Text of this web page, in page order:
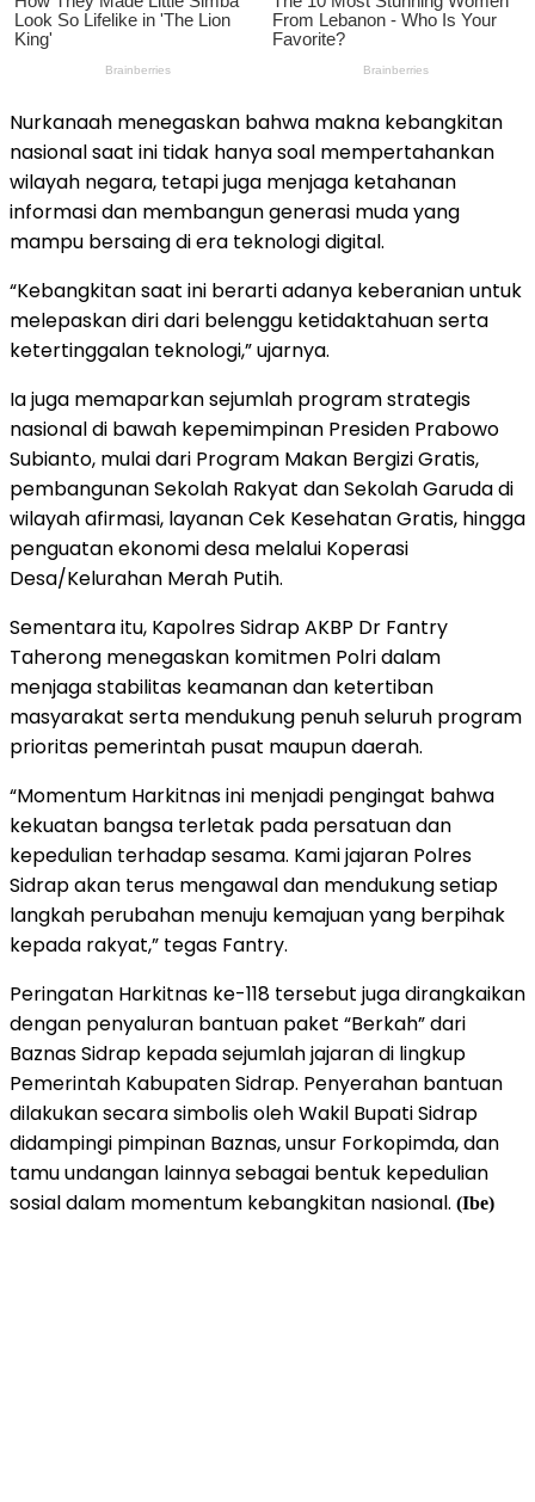
Nurkanaah menegaskan bahwa makna kebangkitan
nasional saat ini tidak hanya soal mempertahankan
wilayah negara, tetapi juga menjaga ketahanan
informasi dan membangun generasi muda yang
mampu bersaing di era teknologi digital.
“Kebangkitan saat ini berarti adanya keberanian untuk
melepaskan diri dari belenggu ketidaktahuan serta
ketertinggalan teknologi,” ujarnya.
Ia juga memaparkan sejumlah program strategis
nasional di bawah kepemimpinan Presiden Prabowo
Subianto, mulai dari Program Makan Bergizi Gratis,
pembangunan Sekolah Rakyat dan Sekolah Garuda di
wilayah afirmasi, layanan Cek Kesehatan Gratis, hingga
penguatan ekonomi desa melalui Koperasi
Desa/Kelurahan Merah Putih.
Sementara itu, Kapolres Sidrap AKBP Dr Fantry
Taherong menegaskan komitmen Polri dalam
menjaga stabilitas keamanan dan ketertiban
masyarakat serta mendukung penuh seluruh program
prioritas pemerintah pusat maupun daerah.
“Momentum Harkitnas ini menjadi pengingat bahwa
kekuatan bangsa terletak pada persatuan dan
kepedulian terhadap sesama. Kami jajaran Polres
Sidrap akan terus mengawal dan mendukung setiap
langkah perubahan menuju kemajuan yang berpihak
kepada rakyat,” tegas Fantry.
Peringatan Harkitnas ke-118 tersebut juga dirangkaikan
dengan penyaluran bantuan paket “Berkah” dari
Baznas Sidrap kepada sejumlah jajaran di lingkup
Pemerintah Kabupaten Sidrap. Penyerahan bantuan
dilakukan secara simbolis oleh Wakil Bupati Sidrap
didampingi pimpinan Baznas, unsur Forkopimda, dan
tamu undangan lainnya sebagai bentuk kepedulian
sosial dalam momentum kebangkitan nasional. (Ibe)